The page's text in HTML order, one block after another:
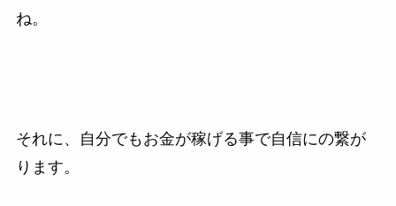
ね。
それに、自分でもお金が稼げる事で自信にの繋が
ります。